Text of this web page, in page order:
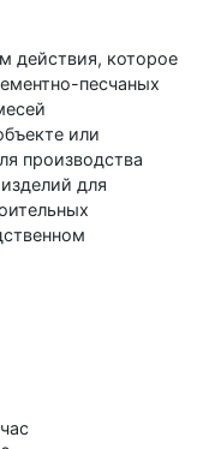
действия, которое
песчаных
или
производства
для